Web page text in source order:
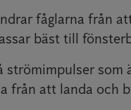
fåglarna från
bäst till
strömimpulser som
från att landa och